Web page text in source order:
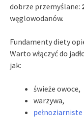
dobrze przemyślane:
węglowodanów.
Fundamenty diety
Warto włączyć do
jak:
świeże owoce,
warzywa,